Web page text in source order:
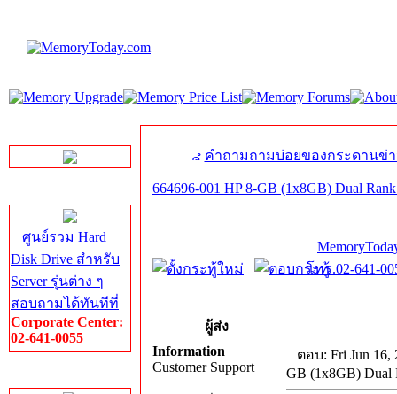
ศูนย์รวม Hard
Disk Drive สำหรับ
Server รุ่นต่าง ๆ
สอบถามได้ทันทีที่
Corporate Center:
02-641-0055
คำถามถามบ่อยของกระดานข่
664696-001 HP 8-GB (1x8GB) Dual
โทร.02-641-
ผู้ส่ง
Information
Customer Support
ตอบ: Fri Jun 16,
GB (1x8GB)